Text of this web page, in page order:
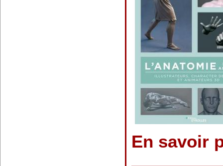
En savoir